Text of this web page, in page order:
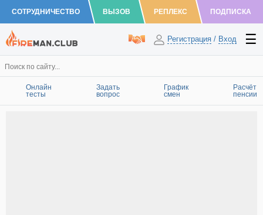
СОТРУДНИЧЕСТВО ВЫЗОВ РЕПЛЕКС ПОДПИСКА
Регистрация / Вход
Онлайн
тесты
Задать
вопрос
График
смен
Расчёт
пенсии